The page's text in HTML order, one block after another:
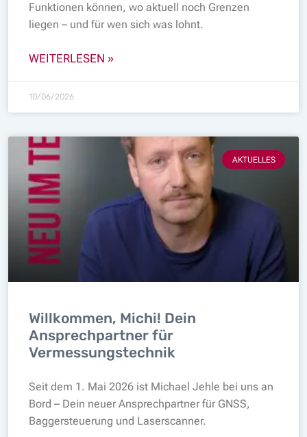
Funktionen können, wo aktuell noch Grenzen
liegen – und für wen sich was lohnt.
WEITERLESEN »
10/06/2026
AKTUELLES
Willkommen, Michi! Dein
Ansprechpartner für
Vermessungstechnik
Seit dem 1. Mai 2026 ist Michael Jehle bei uns an
Bord – Dein neuer Ansprechpartner für GNSS,
Baggersteuerung und Laserscanner.